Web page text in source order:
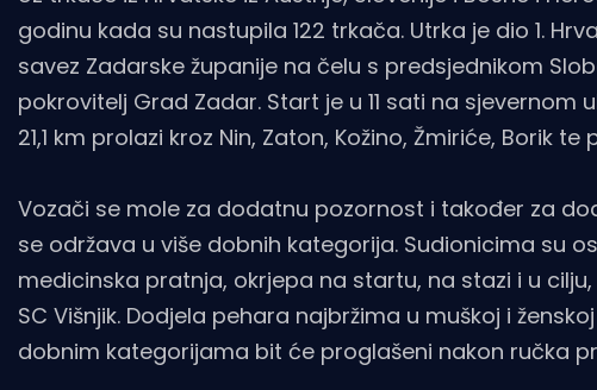
godinu kada su nastupila 122 trkača. Utrka je dio 1.
savez Zadarske županije na čelu s predsjednikom
pokrovitelj Grad Zadar. Start je u 11 sati na
21,1 km prolazi kroz Nin, Zaton, Kožino, Žmiriće, Borik
Vozači se mole za dodatnu pozornost i također za
se održava u više dobnih kategorija. Sudionicima su
medicinska pratnja, okrjepa na startu, na stazi i u
SC Višnjik. Dodjela pehara najbržima u muškoj i
dobnim kategorijama bit će proglašeni nakon ručka